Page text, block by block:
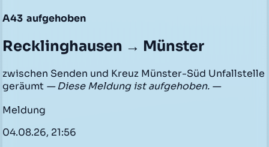
A43 aufgehoben
Recklinghausen → Münster
zwischen Senden und Kreuz Münster-Süd Unfallstelle
geräumt — Diese Meldung ist aufgehoben. —
Meldung
04.08.26, 21:56